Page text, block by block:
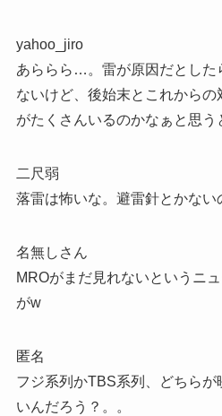
yahoo_jiro
あららら…。雷が原因だとした
ないけど、後始末とこれからの
がたくさんいるのかなぁと思う
二尺弱
落雷は怖いな。避雷針とかない
名無しさん
MROがまだ見れないというニ
がw
匿名
フジ系列かTBS系列、どちら
いんだろう？。。